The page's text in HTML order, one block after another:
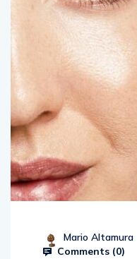
Mario Altamura
Comments (0)